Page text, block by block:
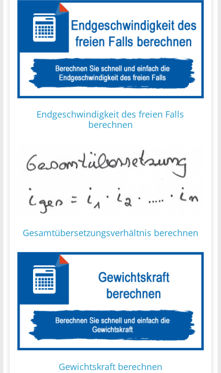
Endgeschwindigkeit des freien Falls
berechnen
Gesamtübersetzungsverhältnis berechnen
Gewichtskraft berechnen